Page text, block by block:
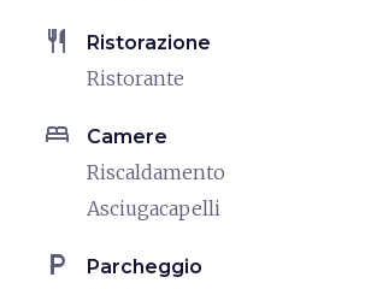
restaurant Ristorazione
Ristorante
bed Camere
Riscaldamento
Asciugacapelli
local_parking Parcheggio